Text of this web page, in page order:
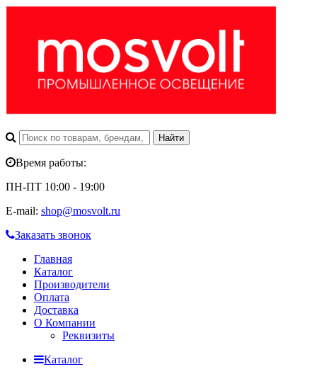
Время работы:
ПН-ПТ 10:00 - 19:00
E-mail: shop@mosvolt.ru
Заказать звонок
Главная
Каталог
Производители
Оплата
Доставка
О Компании
Реквизиты
Каталог